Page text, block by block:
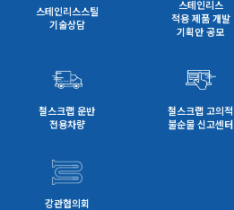
스테인리스스틸
기술상담
스테인리스
적용 제품 개발
기획안 공모
철스크랩 운반
전용차량
철스크랩 고의적
불순물 신고센터
강관협의회